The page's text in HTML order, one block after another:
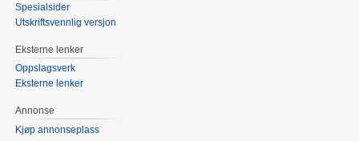
Spesialsider
Utskriftsvennlig versjon
Eksterne lenker
Oppslagsverk
Eksterne lenker
Annonse
Kjøp annonseplass